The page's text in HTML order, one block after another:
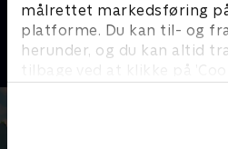
målrettet markedsføring
platforme. Du kan til- og
herunder, og du kan altid
tilbage ved at klikke på
Robssons (dansk tale)
Komedie • 1 sæsoner